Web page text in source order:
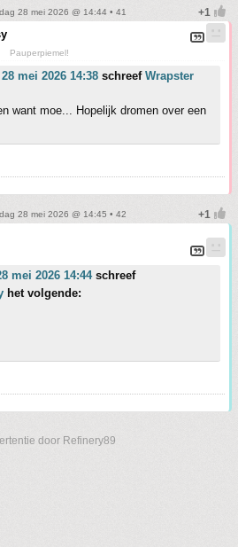
28 mei 2026 @ 14:44 • 41
Pauperpiemel!
mei 2026 14:38 schreef Wrapster
want moe... Hopelijk dromen over een
28 mei 2026 @ 14:45 • 42
mei 2026 14:44schreef
het volgende:
door Refinery89